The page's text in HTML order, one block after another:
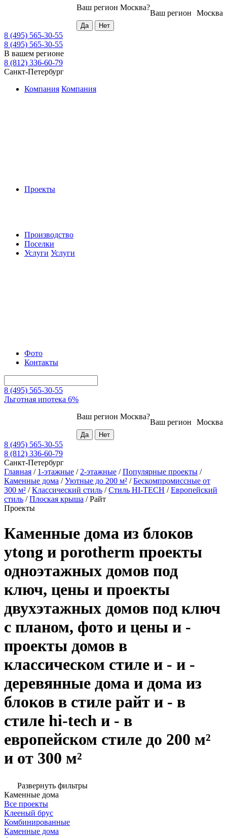
Москва
Ваш регион
Ваш регион Москва?
8 (495) 565-30-55
8 (495) 565-30-55
В вашем регионе
8 (812) 336-60-79
Санкт-Петербург
Компания Компания
Проекты
Производство
Поселки
Услуги Услуги
Фото
Контакты
8 (495) 565-30-55
Льготная ипотека 6%
Москва
Ваш регион
Ваш регион Москва?
8 (495) 565-30-55
8 (812) 336-60-79
Санкт-Петербург
Главная / 1-этажные / 2-этажные /Популярные проекты /
Каменные дома /Уютные до 200 м² /Бескомпромиссные от
300 м² /Классический стиль /Стиль HI-TECH /Европейский
стиль /Плоская крыша /Райт
Проекты
Каменные дома из блоков
ytong и porotherm проекты
одноэтажных домов под
ключ, цены и проекты
двухэтажных домов под ключ
с планом, фото и цены и -
проекты домов в
классическом стиле и - и -
деревянные дома и дома из
блоков в стиле райт и - в
стиле hi-tech и - в
европейском стиле до 200 м²
и от 300 м²
Развернуть фильтры
Каменные дома
Все проекты
Клееный брус
Комбинированные
Каменные дома